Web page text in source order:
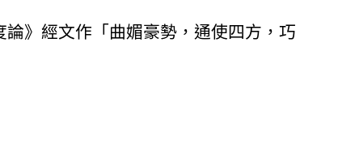
》經文作「曲媚豪勢，通使四方，巧